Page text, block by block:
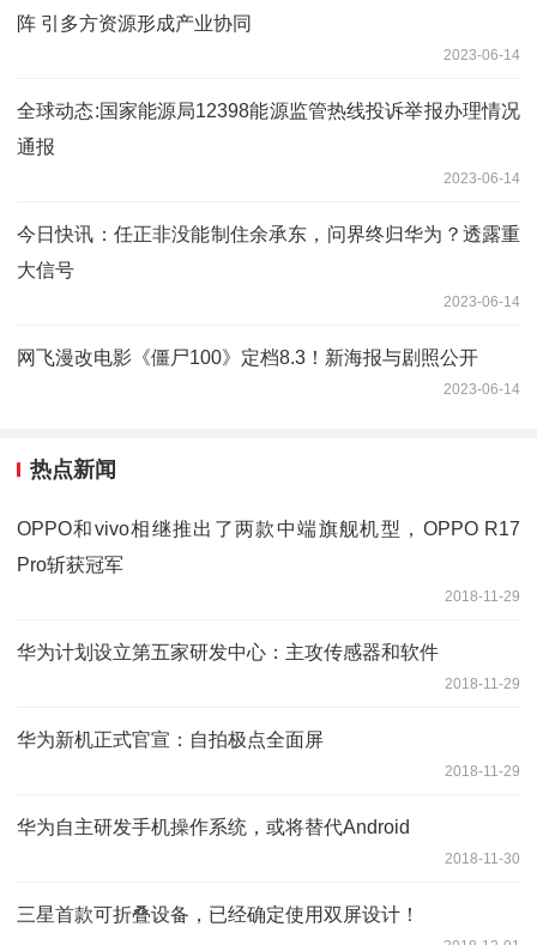
阵 引多方资源形成产业协同
2023-06-14
全球动态:国家能源局12398能源监管热线投诉举报办理情况
通报
2023-06-14
今日快讯：任正非没能制住余承东，问界终归华为？透露重
大信号
2023-06-14
网飞漫改电影《僵尸100》定档8.3！新海报与剧照公开
2023-06-14
热点新闻
OPPO和vivo相继推出了两款中端旗舰机型，OPPO R17
Pro斩获冠军
2018-11-29
华为计划设立第五家研发中心：主攻传感器和软件
2018-11-29
华为新机正式官宣：自拍极点全面屏
2018-11-29
华为自主研发手机操作系统，或将替代Android
2018-11-30
三星首款可折叠设备，已经确定使用双屏设计！